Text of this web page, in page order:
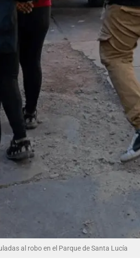
al robo en el Parque de Santa Lucía